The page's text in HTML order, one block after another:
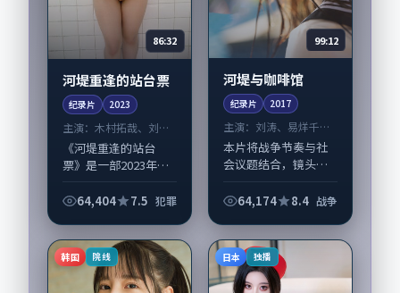
86:32
河堤重逢的站台票
纪录片 2023
主演： 木村拓哉、刘亚
仁 等
《河堤重逢的站台
票》是一部2023年前
片，由丹尼·博伊尔
演员亦参与重要戏
份。故事围绕当代都...
64,404 7.5 犯罪
99:12
河堤与咖啡馆
纪录片 2017
主演： 刘涛、易烊千玺
等
本片将战争节奏与社
会议题结合，镜头语
《河堤与咖啡馆》由
主线；取景与声音设
计凸显韩国城市质
感，...
64,174 8.4 战争
韩国 院线 日本 独播